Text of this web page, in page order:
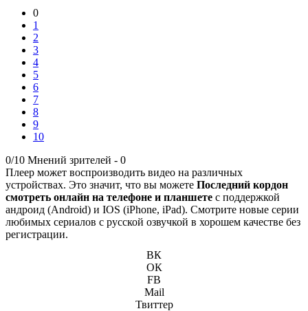
0
1
2
3
4
5
6
7
8
9
10
0/10 Мнений зрителей - 0
Плеер может воспроизводить видео на различных
устройствах. Это значит, что вы можете Последний кордон
смотреть онлайн на телефоне и планшете с поддержкой
андроид (Android) и IOS (iPhone, iPad). Смотрите новые серии
любимых сериалов с русской озвучкой в хорошем качестве без
регистрации.
ВК
ОК
FB
Mail
Твиттер